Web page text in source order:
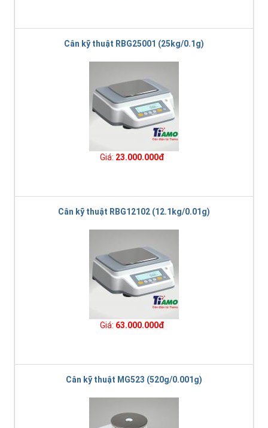
Cân kỹ thuật RBG25001 (25kg/0.1g)
Giá: 23.000.000đ
Cân kỹ thuật RBG12102 (12.1kg/0.01g)
Giá: 63.000.000đ
Cân kỹ thuật MG523 (520g/0.001g)